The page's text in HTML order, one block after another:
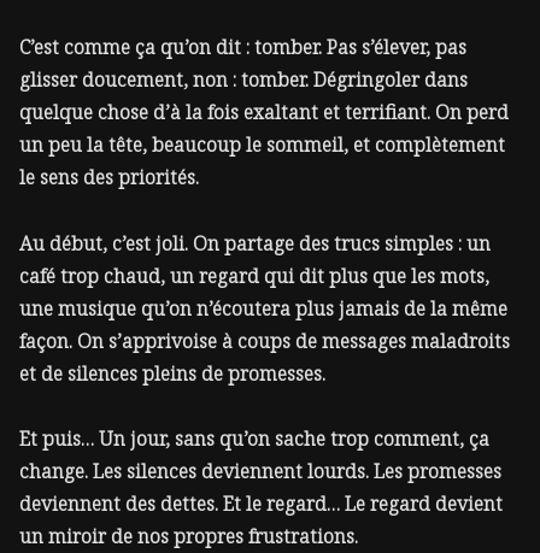
C’est comme ça qu’on dit : tomber. Pas s’élever, pas
glisser doucement, non : tomber. Dégringoler dans
quelque chose d’à la fois exaltant et terrifiant. On perd
un peu la tête, beaucoup le sommeil, et complètement
le sens des priorités.
Au début, c’est joli. On partage des trucs simples : un
café trop chaud, un regard qui dit plus que les mots,
une musique qu’on n’écoutera plus jamais de la même
façon. On s’apprivoise à coups de messages maladroits
et de silences pleins de promesses.
Et puis… Un jour, sans qu’on sache trop comment, ça
change. Les silences deviennent lourds. Les promesses
deviennent des dettes. Et le regard… Le regard devient
un miroir de nos propres frustrations.